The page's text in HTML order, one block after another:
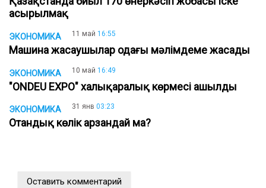
асырылмақ
ЭКОНОМИКА 11 май 16:55
Машина жасаушылар одағы мәлімдеме жасады
ЭКОНОМИКА 10 май 16:49
"ONDEU EXPO" халықаралық көрмесі ашылды
ЭКОНОМИКА 31 янв 03:23
Отандық көлік арзандай ма?
Оставить комментарий